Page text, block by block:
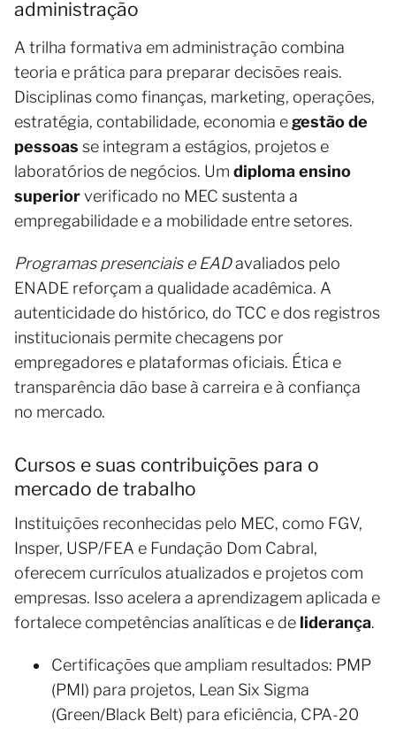
administração
A trilha formativa em administração combina
teoria e prática para preparar decisões reais.
Disciplinas como finanças, marketing, operações,
estratégia, contabilidade, economia egestão de
pessoas se integram a estágios, projetos e
laboratórios de negócios. Um diploma ensino
superiorverificado no MEC sustenta a
empregabilidade e a mobilidade entre setores.
Programas presenciais e EADavaliados pelo
ENADE reforçam a qualidade acadêmica. A
autenticidade do histórico, do TCC e dos registros
institucionais permite checagens por
empregadores e plataformas oficiais. Ética e
transparência dão base à carreira e à confiança
no mercado.
Cursos e suas contribuições para o
mercado de trabalho
Instituições reconhecidas pelo MEC, como FGV,
Insper, USP/FEA e Fundação Dom Cabral,
oferecem currículos atualizados e projetos com
empresas. Isso acelera a aprendizagem aplicada e
fortalece competências analíticas e de liderança.
Certificações que ampliam resultados: PMP
(PMI) para projetos, Lean Six Sigma
(Green/Black Belt) para eficiência, CPA-20